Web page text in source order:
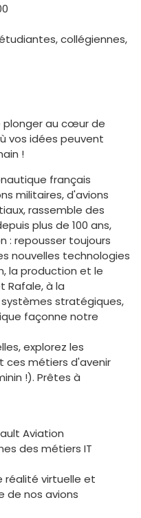
collégiennes,
plonger au cœur de
vos idées peuvent
!
français
militaires, d'avions
rassemble des
plus de 100 ans,
: repousser toujours
nouvelles technologies
la production et le
Rafale, à la
stratégiques,
façonne notre
explorez les
ces métiers d'avenir
!). Prêtes à
Aviation
des métiers IT
réalité virtuelle et
de nos avions